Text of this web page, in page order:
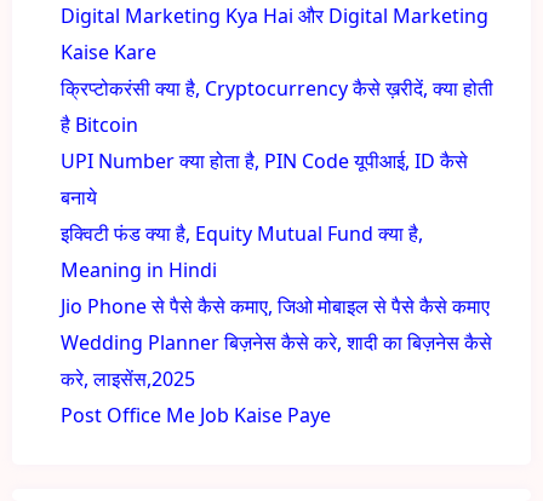
Digital Marketing Kya Hai और Digital Marketing
Kaise Kare
क्रिप्टोकरंसी क्या है, Cryptocurrency कैसे ख़रीदें, क्या होती
है Bitcoin
UPI Number क्या होता है, PIN Code यूपीआई, ID कैसे
बनाये
इक्विटी फंड क्या है, Equity Mutual Fund क्या है,
Meaning in Hindi
Jio Phone से पैसे कैसे कमाए, जिओ मोबाइल से पैसे कैसे कमाए
Wedding Planner बिज़नेस कैसे करे, शादी का बिज़नेस कैसे
करे, लाइसेंस,2025
Post Office Me Job Kaise Paye